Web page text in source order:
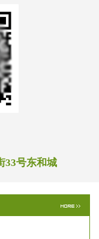
33号东和城